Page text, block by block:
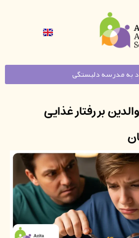
به مدرسه دلبستگی
بر رفتار غذایی